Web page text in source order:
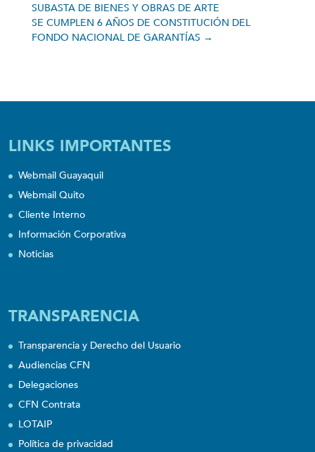
SUBASTA DE BIENES Y OBRAS DE ARTE
SE CUMPLEN 6 AÑOS DE CONSTITUCIÓN DEL
FONDO NACIONAL DE GARANTÍAS →
LINKS IMPORTANTES
Webmail Guayaquil
Webmail Quito
Cliente Interno
Información Corporativa
Noticias
TRANSPARENCIA
Transparencia y Derecho del Usuario
Audiencias CFN
Delegaciones
CFN Contrata
LOTAIP
Política de privacidad